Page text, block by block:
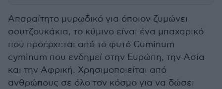
Απαραίτητο μυρωδικό για όποιον ζυμώνει
σουτζουκάκια, το κύμινο είναι ένα μπαχαρικό
που προέρχεται από το φυτό Cuminum
cyminum που ενδημεί στην Ευρώπη, την Ασία
και την Αφρική. Χρησιμοποιείται από
ανθρώπους σε όλο τον κόσμο για να δώσει